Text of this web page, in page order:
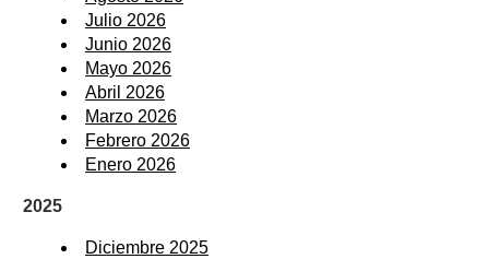
Julio 2026
Junio 2026
Mayo 2026
Abril 2026
Marzo 2026
Febrero 2026
Enero 2026
2025
Diciembre 2025